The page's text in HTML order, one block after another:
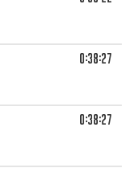
0:38:27
0:38:27